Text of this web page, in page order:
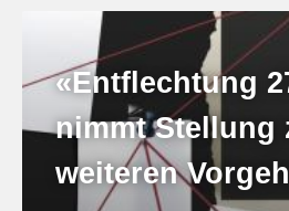
«Entflechtung
nimmt Stellung
weiteren